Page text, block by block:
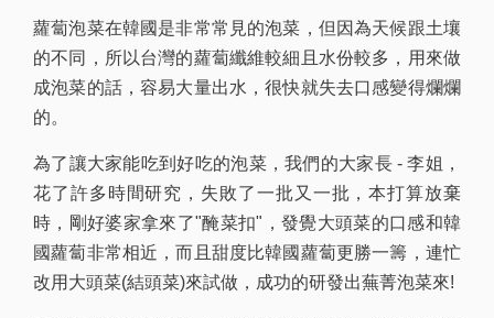
蘿蔔泡菜在韓國是非常常見的泡菜，但因為天候跟土壤
的不同，所以台灣的蘿蔔纖維較細且水份較多，用來做
成泡菜的話，容易大量出水，很快就失去口感變得爛爛
的。
為了讓大家能吃到好吃的泡菜，我們的大家長 - 李姐，
花了許多時間研究，失敗了一批又一批，本打算放棄
時，剛好婆家拿來了"醃菜扣"，發覺大頭菜的口感和韓
國蘿蔔非常相近，而且甜度比韓國蘿蔔更勝一籌，連忙
改用大頭菜(結頭菜)來試做，成功的研發出蕪菁泡菜來!